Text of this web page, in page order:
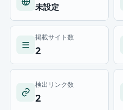
未設定
掲載サイト数
2
検出リンク数
2